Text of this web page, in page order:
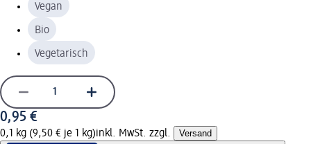
Vegan
Bio
Vegetarisch
0,95 €
0,1 kg (9,50 € je 1 kg)inkl. MwSt. zzgl. Versand